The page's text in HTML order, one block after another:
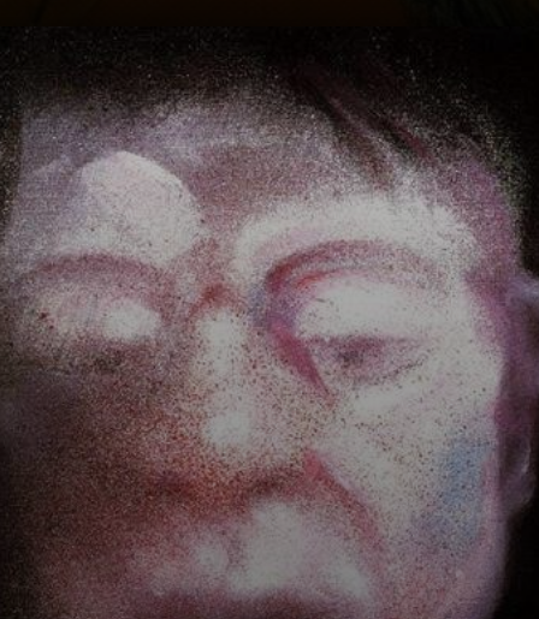
Ses relations, un
vrai chaos. Un
amant l'a jeté par
la fenêtre! Après
un suicide, il a dit :
« Plus que moi-